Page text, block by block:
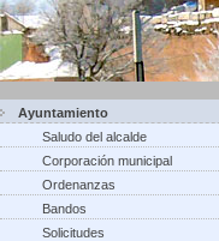
Ayuntamiento
Saludo del alcalde
Corporación municipal
Ordenanzas
Bandos
Solicitudes